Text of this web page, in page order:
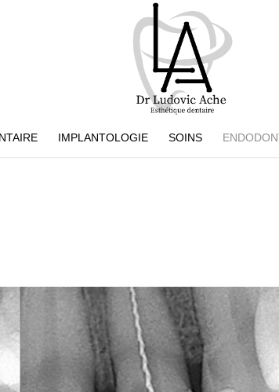
IMPLANTOLOGIE SOINS